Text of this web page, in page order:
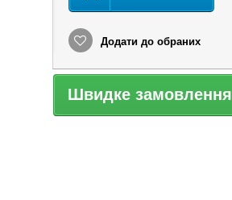
Додати до обраних
Швидке замовлення